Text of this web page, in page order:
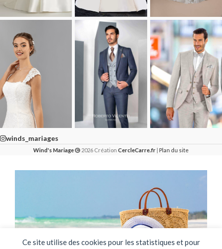
Ce site utilise des cookies pour les statistiques et pour
winds_mariages
Wind's Mariage 2026 Création CercleCarre.fr Plan du site